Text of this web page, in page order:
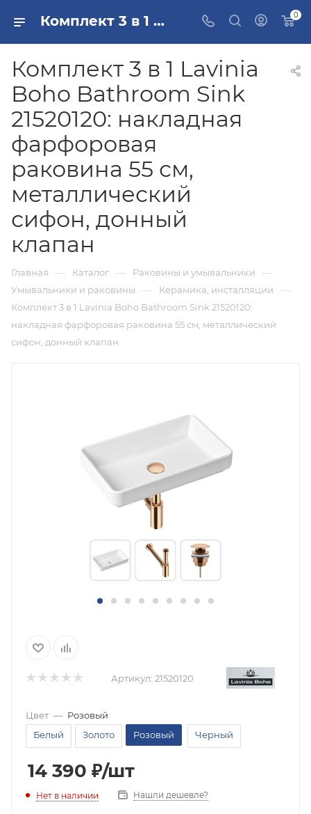
Комплект 3 в 1 Lavinia Boho Bathroom Sink 21520120: накладная фарфоровая раковина 55 см, металлический сифон, донный клапан купить в Москве 0
Комплект 3 в 1 Lavinia
Boho Bathroom Sink
21520120: накладная
фарфоровая
раковина 55 см,
металлический
сифон, донный
клапан
Главная — Каталог — Раковины и умывальники —
Умывальники и раковины — Керамика, инсталляции —
Комплект 3 в 1 Lavinia Boho Bathroom Sink 21520120:
накладная фарфоровая раковина 55 см, металлический
сифон, донный клапан
Артикул: 21520120
Цвет — Розовый
Белый
Золото Розовый Черный
14 390 ₽/шт
Нет в наличии Нашли дешевле?